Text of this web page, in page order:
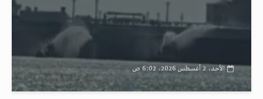
الأحد، 2 أغسطس 2026، 6:02 ص